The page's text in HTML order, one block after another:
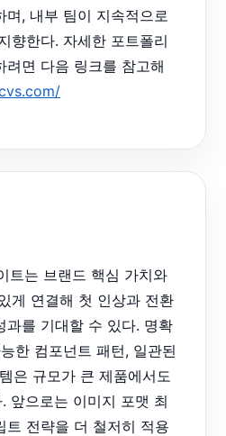
며, 내부 팀이 지속적으로
향한다. 자세한 포트폴리
려면 다음 링크를 참고해
트는 브랜드 핵심 가치와
게 연결해 첫 인상과 전환
과를 기대할 수 있다. 명확
한 컴포넌트 패턴, 일관된
은 규모가 큰 제품에서도
앞으로는 이미지 포맷 최
트 전략을 더 철저히 적용